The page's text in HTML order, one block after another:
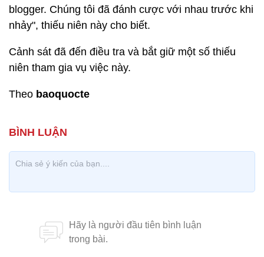
blogger. Chúng tôi đã đánh cược với nhau trước khi
nhảy", thiếu niên này cho biết.
Cảnh sát đã đến điều tra và bắt giữ một số thiếu
niên tham gia vụ việc này.
Theo baoquocte